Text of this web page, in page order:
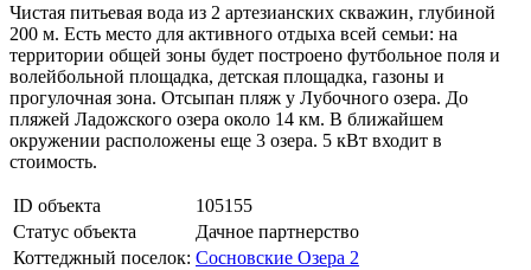
Чистая питьевая вода из 2 артезианских скважин, глубиной
200 м. Есть место для активного отдыха всей семьи: на
территории общей зоны будет построено футбольное поля и
волейбольной площадка, детская площадка, газоны и
прогулочная зона. Отсыпан пляж у Лубочного озера. До
пляжей Ладожского озера около 14 км. В ближайшем
окружении расположены еще 3 озера. 5 кВт входит в
стоимость.
ID объекта
105155
Статус объекта
Дачное партнерство
Коттеджный поселок: Сосновские Озера 2